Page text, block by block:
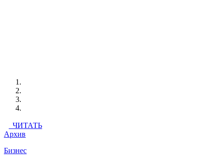
ЧИТАТЬ
Архив
Бизнес